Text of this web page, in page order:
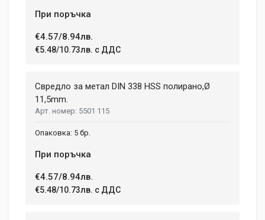
При поръчка
€4.57/8.94лв.
€5.48/10.73лв. с ДДС
Свредло за метал DIN 338 HSS полирано,Ø
11,5mm.
5501 115
5 бр.
При поръчка
€4.57/8.94лв.
€5.48/10.73лв. с ДДС